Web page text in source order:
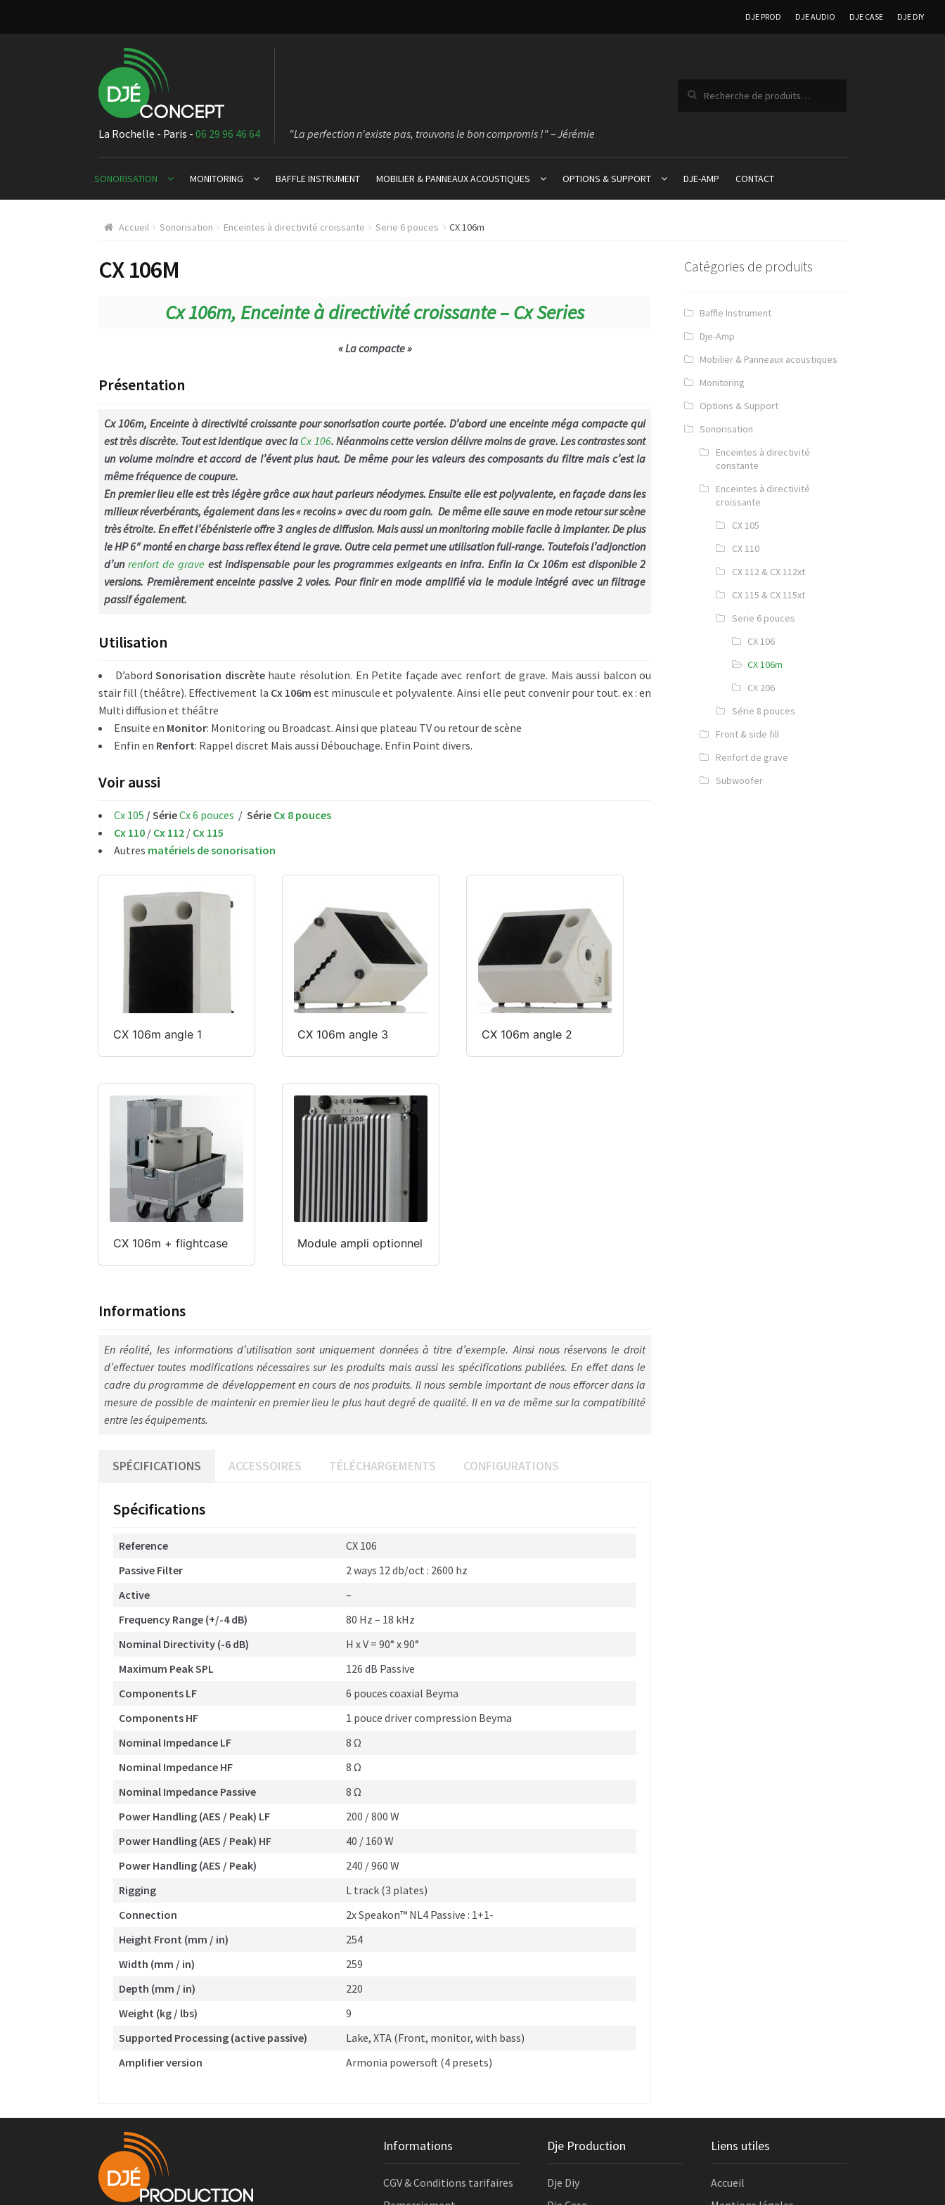
DJE PROD DJE AUDIO DJE CASE DJE DIY
La Rochelle - Paris -06 29 96 46 64 "La perfection n'existe pas, trouvons le bon compromis !" – Jérémie
SONORISATION MONITORING BAFFLE INSTRUMENT MOBILIER & PANNEAUX ACOUSTIQUES OPTIONS & SUPPORT DJE-AMP CONTACT
Accueil Sonorisation Enceintes à directivité croissante Serie 6 pouces CX 106m
CX 106M
Cx 106m, Enceinte à directivité croissante – Cx Series
« La compacte »
Présentation
Cx 106m, Enceinte à directivité croissante pour sonorisation courte portée. D’abord une enceinte méga compacte qui
est très discrète. Tout est identique avec la Cx 106. Néanmoins cette version délivre moins de grave. Les contrastes sont
un volume moindre et accord de l’évent plus haut. De même pour les valeurs des composants du filtre mais c’est la
même fréquence de coupure.
En premier lieu elle est très légère grâce aux haut parleurs néodymes. Ensuite elle est polyvalente, en façade dans les
milieux réverbérants, également dans les « recoins » avec du room gain. De même elle sauve en mode retour sur scène
très étroite. En effet l’ébénisterie offre 3 angles de diffusion. Mais aussi un monitoring mobile facile à implanter. De plus
le HP 6″ monté en charge bass reflex étend le grave. Outre cela permet une utilisation full-range. Toutefois l’adjonction
d’un renfort de grave est indispensable pour les programmes exigeants en infra. Enfin la Cx 106m est disponible 2
versions. Premièrement enceinte passive 2 voies. Pour finir en mode amplifié via le module intégré avec un filtrage
passif également.
Utilisation
D’abordSonorisation discrète haute résolution. En Petite façade avec renfort de grave. Mais aussi balcon ou
stair fill (théâtre). Effectivement la Cx 106m est minuscule et polyvalente. Ainsi elle peut convenir pour tout. ex : en
Multi diffusion et théâtre
Ensuite en Monitor: Monitoring ou Broadcast. Ainsi que plateau TV ou retour de scène
Enfin en Renfort: Rappel discret Mais aussi Débouchage. Enfin Point divers.
Voir aussi
Cx 105 / SérieCx 6 pouces / Série Cx 8 pouces
Cx 110 / Cx 112 / Cx 115
Autres matériels de sonorisation
CX 106m angle 1 CX 106m angle 3 CX 106m angle 2
CX 106m + flightcase Module ampli optionnel
Informations
En réalité, les informations d’utilisation sont uniquement données à titre d’exemple. Ainsi nous réservons le droit
d’effectuer toutes modifications nécessaires sur les produits mais aussi les spécifications publiées. En effet dans le
cadre du programme de développement en cours de nos produits. Il nous semble important de nous efforcer dans la
mesure de possible de maintenir en premier lieu le plus haut degré de qualité. Il en va de même sur la compatibilité
entre les équipements.
SPÉCIFICATIONS ACCESSOIRES TÉLÉCHARGEMENTS CONFIGURATIONS
Spécifications
Reference
CX 106
Passive Filter
2 ways 12 db/oct : 2600 hz
Active
–
Frequency Range (+/-4 dB)
80 Hz – 18 kHz
Nominal Directivity (-6 dB)
H x V = 90° x 90°
Maximum Peak SPL
126 dB Passive
Components LF
6 pouces coaxial Beyma
Components HF
1 pouce driver compression Beyma
Nominal Impedance LF
8 Ω
Nominal Impedance HF
8 Ω
Nominal Impedance Passive
8 Ω
Power Handling (AES / Peak) LF
200 / 800 W
Power Handling (AES / Peak) HF
40 / 160 W
Power Handling (AES / Peak)
240 / 960 W
Rigging
L track (3 plates)
Connection
2x Speakon™ NL4 Passive : 1+1-
Height Front (mm / in)
254
Width (mm / in)
259
Depth (mm / in)
220
Weight (kg / lbs)
9
Supported Processing (active passive)
Lake, XTA (Front, monitor, with bass)
Amplifier version
Armonia powersoft (4 presets)
Catégories de produits
Baffle Instrument
Dje-Amp
Mobilier & Panneaux acoustiques
Monitoring
Options & Support
Sonorisation
Enceintes à directivité
constante
Enceintes à directivité
croissante
CX 105
CX 110
CX 112 & CX 112xt
CX 115 & CX 115xt
Serie 6 pouces
CX 106
CX 106m
CX 206
Série 8 pouces
Front & side fill
Renfort de grave
Subwoofer
Informations
CGV & Conditions tarifaires
Dje Production
Dje Diy
Liens utiles
Accueil